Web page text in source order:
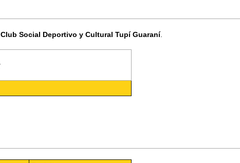
Club Social Deportivo y Cultural Tupí Guaraní.